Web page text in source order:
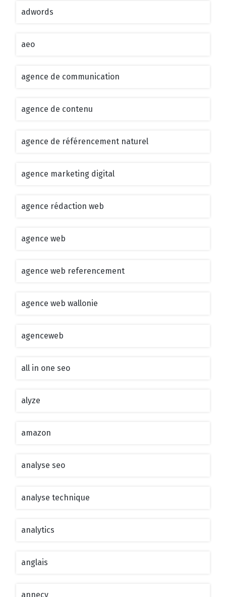
adwords
aeo
agence de communication
agence de contenu
agence de référencement naturel
agence marketing digital
agence rédaction web
agence web
agence web referencement
agence web wallonie
agenceweb
all in one seo
alyze
amazon
analyse seo
analyse technique
analytics
anglais
annecy